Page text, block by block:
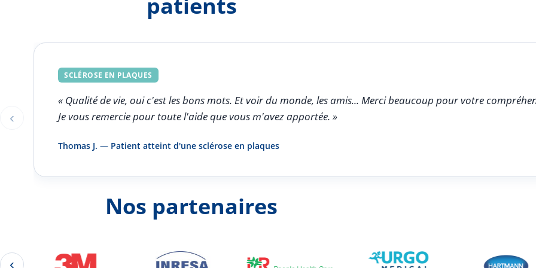
‹
SCLÉROSE EN PLAQUES
« Qualité de vie, oui c'est les bons mots. Et voir du monde, les amis... Merci beaucoup pour votre
Je vous remercie pour toute l'aide que vous m'avez apportée. »
Thomas J. — Patient atteint d'une sclérose en plaques
Éléments 1 à 1 sur 5
Nos partenaires
‹